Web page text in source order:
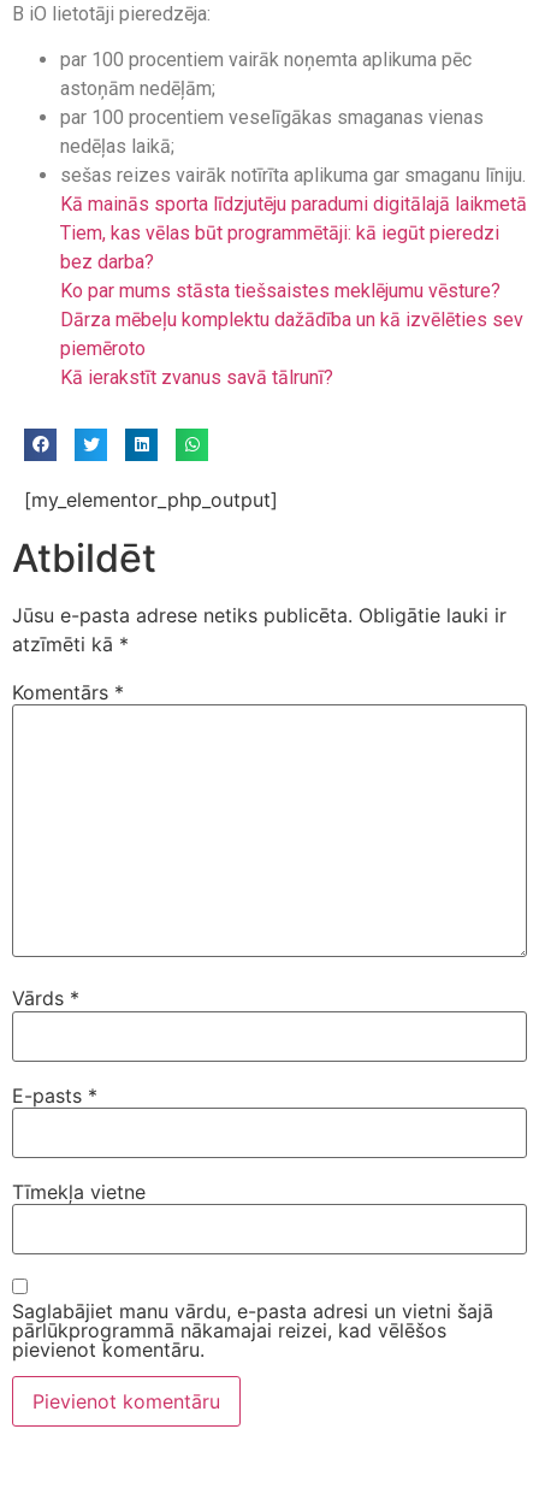
B iO lietotāji pieredzēja:
par 100 procentiem vairāk noņemta aplikuma pēc
astoņām nedēļām;
par 100 procentiem veselīgākas smaganas vienas
nedēļas laikā;
sešas reizes vairāk notīrīta aplikuma gar smaganu līniju.
Kā mainās sporta līdzjutēju paradumi digitālajā laikmetā
Tiem, kas vēlas būt programmētāji: kā iegūt pieredzi
bez darba?
Ko par mums stāsta tiešsaistes meklējumu vēsture?
Dārza mēbeļu komplektu dažādība un kā izvēlēties sev
piemēroto
Kā ierakstīt zvanus savā tālrunī?
[my_elementor_php_output]
Atbildēt
Jūsu e-pasta adrese netiks publicēta. Obligātie lauki ir
atzīmēti kā *
Komentārs *
Vārds *
E-pasts *
Tīmekļa vietne
Saglabājiet manu vārdu, e-pasta adresi un vietni šajā
pārlūkprogrammā nākamajai reizei, kad vēlēšos
pievienot komentāru.